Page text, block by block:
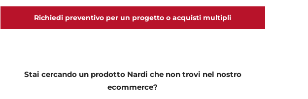
42753
Richiedi preventivo per un progetto o acquisti multipli
Stai cercando un prodotto Nardi che non trovi nel nostro
ecommerce?